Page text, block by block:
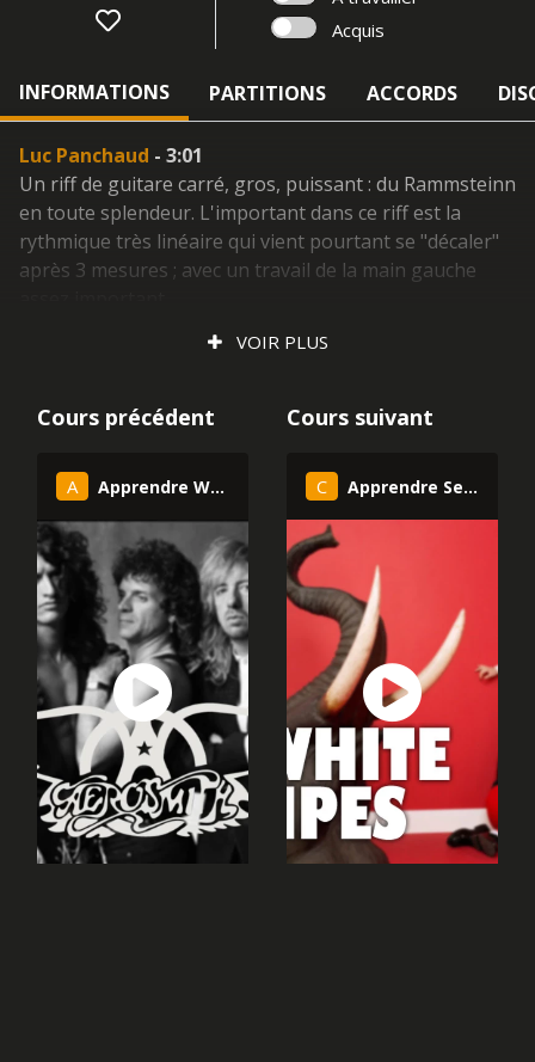
Acquis
INFORMATIONS PARTITIONS ACCORDS
Luc Panchaud - 3:01
Un riff de guitare carré, gros, puissant : du Rammsteinn
en toute splendeur. L'important dans ce riff est la
rythmique très linéaire qui vient pourtant se "décaler"
après 3 mesures ; avec un travail de la main gauche
la guitare ?
guitare, c'est qu'il est très carré, très droit. Il vous faut
donc être très très précis et régulier dans votre
rythmique. Cette rythmique justement, soyez-y attentif.
En effet, à la fin des mesures 1, 3 et 5, il y a une petite
subtilité qui fait bien balancer le riff. Mais apprendre
Du Hast de Rammstein à la guitare passe justement
énormément par cette rythmique et attention, c'est
très, très addictif. Entraînez-vous lentement sur un
métronome avant de passer sur les playbacks qui
bougent déjà pas mal.
L'histoire de ce riff
Tiré de l'album Sehnucht sorti en 1997 via le label
Motor, Du Hast est une chanson qui tourne autour des
VOIR PLUS
Cours suivant
C Apprendre Seven Nation Army de The White Stripes à la guitare
Cours précédent
A Apprendre Walk This Way d'Aerosmith à la guitare